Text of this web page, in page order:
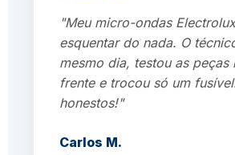
"Meu micro-ondas
esquentar do nada. O
mesmo dia, testou as peças
frente e trocou só um
honestos!"
Carlos M.